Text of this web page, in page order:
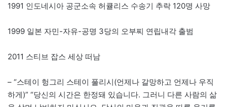
1991 인도네시아 공군소속 허큘리스 수송기 추락 120명 사망
1999 일본 자민-자유-공명 3당의 오부찌 연립내각 출범
2011 스티브 잡스 세상 떠남
– “스테이 헝그리 스테이 풀리시(언제나 갈망하고 언제나 우직
하게)” “당신의 시간은 한정돼 있습니다. 그러니 다른 사람의 삶